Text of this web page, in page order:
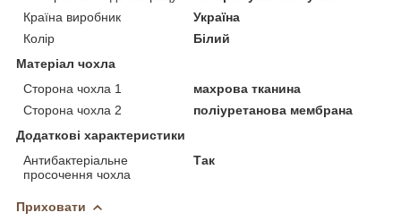
Країна виробник
Україна
Колір
Білий
Матеріал чохла
Сторона чохла 1
махрова тканина
Сторона чохла 2
поліуретанова мембрана
Додаткові характеристики
Антибактеріальне
просочення чохла
Так
Приховати